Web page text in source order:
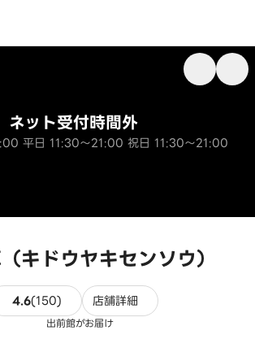
キドウヤキセンソウ）
ネット受付時間外
平日 11:30～21:00 祝日 11:30～21:00
4.6(150)150件のレビュー
店舗詳細
出前館がお届け